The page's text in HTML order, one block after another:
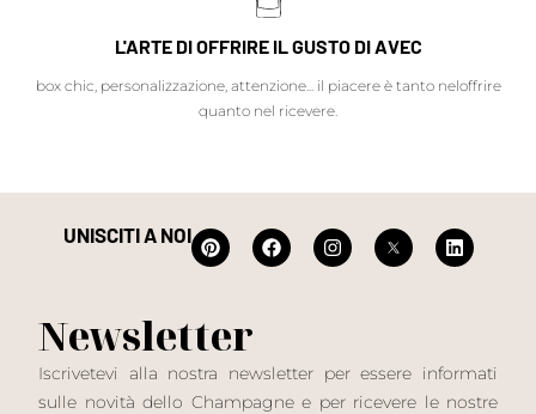
L'ARTE DI OFFRIRE IL GUSTO DI AVEC
box chic, personalizzazione, attenzione... il piacere è tanto neloffrire
quanto nel ricevere.
UNISCITI A NOI
Newsletter
Iscrivetevi alla nostra newsletter per essere informati
sulle novità dello Champagne e per ricevere le nostre